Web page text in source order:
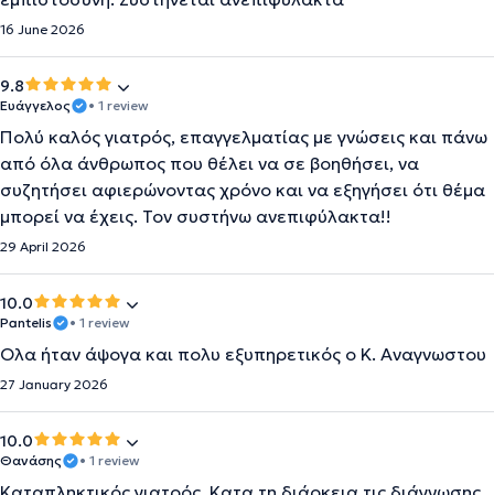
16 June 2026
9.8
Ευάγγελος • 1 review
Πολύ καλός γιατρός, επαγγελματίας με γνώσεις και πάνω
από όλα άνθρωπος που θέλει να σε βοηθήσει, να
συζητήσει αφιερώνοντας χρόνο και να εξηγήσει ότι θέμα
μπορεί να έχεις. Τον συστήνω ανεπιφύλακτα!!
29 April 2026
10.0
Pantelis • 1 review
Ολα ήταν άψογα και πολυ εξυπηρετικός ο Κ. Αναγνωστου
27 January 2026
10.0
Θανάσης • 1 review